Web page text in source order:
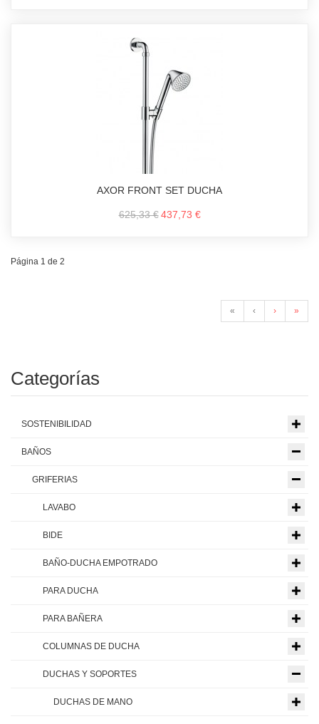
AXOR FRONT SET DUCHA
625,33 € 437,73 €
Página 1 de 2
« ‹ › »
Categorías
SOSTENIBILIDAD
BAÑOS
GRIFERIAS
LAVABO
BIDE
BAÑO-DUCHA EMPOTRADO
PARA DUCHA
PARA BAÑERA
COLUMNAS DE DUCHA
DUCHAS Y SOPORTES
DUCHAS DE MANO